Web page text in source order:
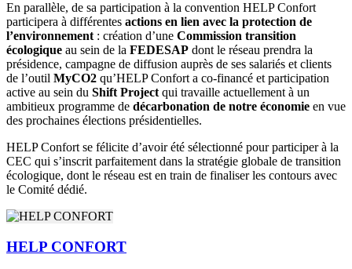
En parallèle, de sa participation à la convention HELP Confort
participera à différentes actions en lien avec la protection de
l’environnement: création d’une Commission transition
écologique au sein de la FEDESAP dont le réseau prendra la
présidence, campagne de diffusion auprès de ses salariés et clients
de l’outil MyCO2 qu’HELP Confort a co-financé et participation
active au sein du Shift Projectqui travaille actuellement à un
ambitieux programme de décarbonation de notre économie en vue
des prochaines élections présidentielles.
HELP Confort se félicite d’avoir été sélectionné pour participer à la
CEC qui s’inscrit parfaitement dans la stratégie globale de transition
écologique, dont le réseau est en train de finaliser les contours avec
le Comité dédié.
HELP CONFORT